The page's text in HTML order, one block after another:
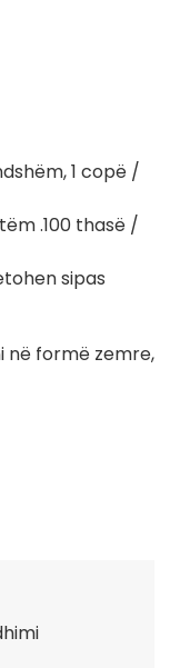
1 copë /
.100 thasë /
sipas